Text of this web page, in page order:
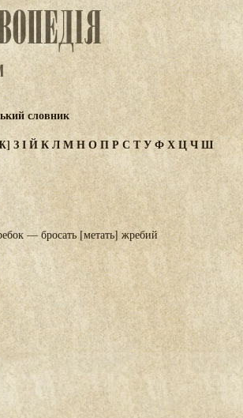
словник
ЗІЙКЛМНОПР С ТУФХЦЧШ
— бросать [метать] жребий